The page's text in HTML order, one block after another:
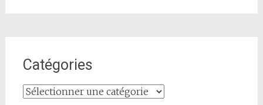
Catégories
Catégories